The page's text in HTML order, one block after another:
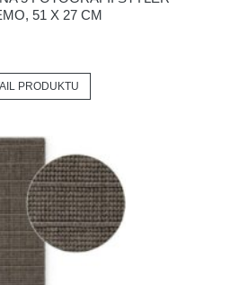
51 X 27 CM
PRODUKTU